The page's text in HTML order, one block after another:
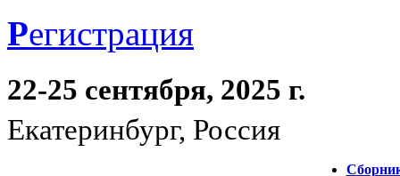
Регистрация
22-25 сентября, 2025 г.
Екатеринбург, Россия